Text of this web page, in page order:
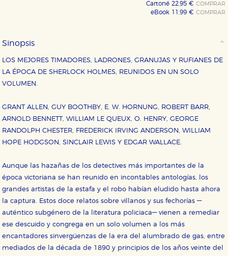
Cartoné 22,95 €COMPRAR
eBook 11,99 €COMPRAR
Sinopsis
LOS MEJORES TIMADORES, LADRONES, GRANUJAS Y RUFIANES DE
LA ÉPOCA DE SHERLOCK HOLMES, REUNIDOS EN UN SOLO
VOLUMEN.
GRANT ALLEN, GUY BOOTHBY, E. W. HORNUNG, ROBERT BARR,
ARNOLD BENNETT, WILLIAM LE QUEUX, O. HENRY, GEORGE
RANDOLPH CHESTER, FREDERICK IRVING ANDERSON, WILLIAM
HOPE HODGSON, SINCLAIR LEWIS Y EDGAR WALLACE.
Aunque las hazañas de los detectives más importantes de la
época victoriana se han reunido en incontables antologías, los
grandes artistas de la estafa y el robo habían eludido hasta ahora
la captura. Estos doce relatos sobre villanos y sus fechorías —
auténtico subgénero de la literatura policiaca— vienen a remediar
ese descuido y congrega en un solo volumen a los más
encantadores sinvergüenzas de la era del alumbrado de gas, entre
mediados de la década de 1890 y principios de los años veinte del
CONFIGURACIÓN DE COOKIES
HABILITAR TODO RECHAZAR TODO